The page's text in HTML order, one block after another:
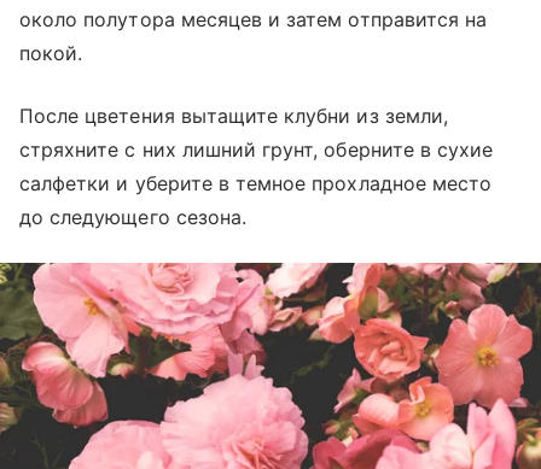
около полутора месяцев и затем отправится на
покой.
После цветения вытащите клубни из земли,
стряхните с них лишний грунт, оберните в сухие
салфетки и уберите в темное прохладное место
до следующего сезона.